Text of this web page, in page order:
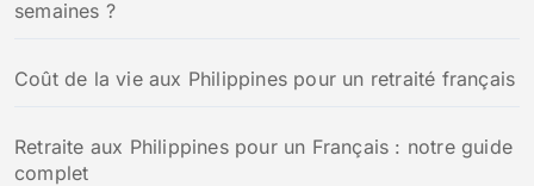
semaines ?
Coût de la vie aux Philippines pour un retraité français
Retraite aux Philippines pour un Français : notre guide
complet